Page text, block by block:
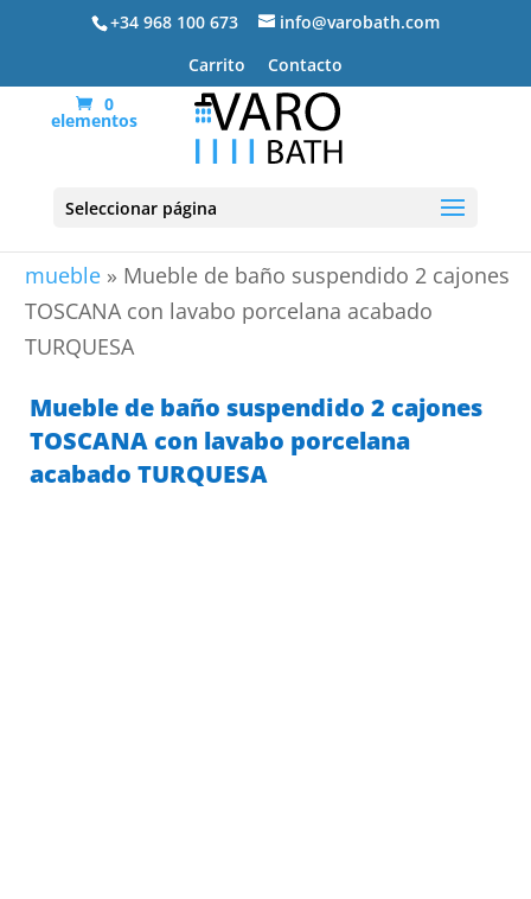
+34 968 100 673
info@varobath.com
Carrito
Contacto
0
elementos
Seleccionar página
mueble » Mueble de baño suspendido 2 cajones
TOSCANA con lavabo porcelana acabado
TURQUESA
Mueble de baño suspendido 2 cajones
TOSCANA con lavabo porcelana
acabado TURQUESA